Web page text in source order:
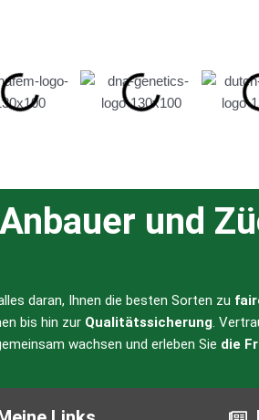
und
daran, Ihnen die besten Sorten zu
bis hin zur Qualitätssicherung.
wachsen und erleben Sie die